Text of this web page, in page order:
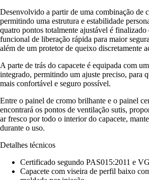
Desenvolvido a partir de uma combinação de
permitindo uma estrutura e estabilidade
quatro pontos totalmente ajustável é
funcional de liberação rápida para maior
além de um protetor de queixo discretamente
A parte de trás do capacete é equipada com
integrado, permitindo um ajuste preciso, para
mais confortável e seguro possível.
Entre o painel de cromo brilhante e o painel
encontrará os pontos de ventilação sutis,
ar fresco por todo o interior do capacete,
durante o uso.
Detalhes técnicos
Certificado segundo PAS015:2011 e
Capacete com viseira de perfil baixo